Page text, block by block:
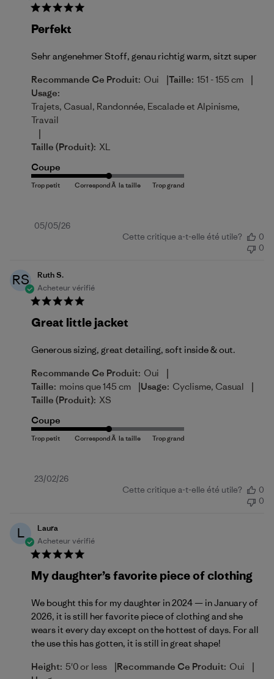
Perfekt
Sehr angenehmer Stoff, genau richtig warm, sitzt super
Recommande Ce Produit: Oui |Taille: 151 - 155 cm |
Usage:
Trajets, Casual, Randonnée, Escalade et Alpinisme,
Travail
|
Taille (produit): XL
Coupe
Date
05/05/26
Cette critique a-t-elle été utile?
0
0
RS
Ruth S.
Acheteur vérifié
Great little jacket
Generous sizing, great detailing, soft inside & out.
Recommande Ce Produit: Oui |
Taille: moins que 145 cm |Usage: Cyclisme, Casual |
Taille (produit): XS
Coupe
Date
23/02/26
Cette critique a-t-elle été utile?
0
0
L
Laura
Acheteur vérifié
My daughter’s favorite piece of clothing
We bought this for my daughter in 2024 — in January of
2026, it is still her favorite piece of clothing and she
wears it every day except on the hottest of days. For all
the use this has gotten, it is still in great shape!
Height: 5'0 or less |Recommande Ce Produit: Oui |